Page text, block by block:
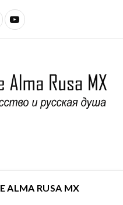
ALMA RUSA MX